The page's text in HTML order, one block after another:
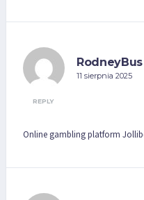
RodneyBus
11 sierpnia 2025
REPLY
Online gambling platform